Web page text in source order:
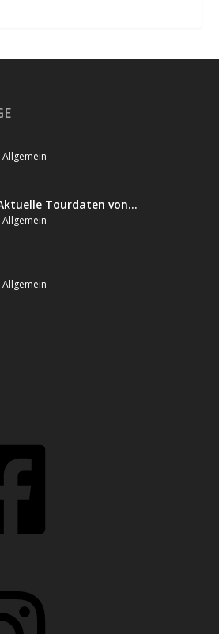
Allgemein
Tourdaten von…
Allgemein
Allgemein